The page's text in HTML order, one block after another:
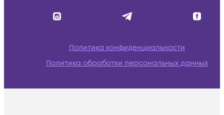
Политика конфиденциальности
Политика обработки персональных данных